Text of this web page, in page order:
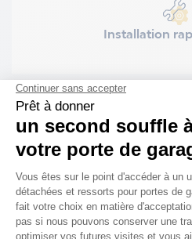
Installation
COMPATIBILITÉ
Porte